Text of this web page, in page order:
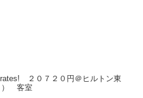
２０７２０円＠ヒルトン東
客室